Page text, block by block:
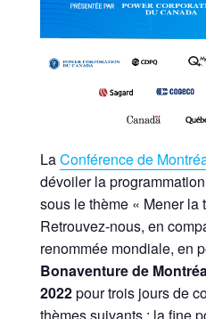
LaConférence de
dévoiler la
sous le thème « Mener la
Retrouvez-nous, en
renommée mondiale, en
Bonaventure de
2022pour trois jours de
thèmes suivants : la fine